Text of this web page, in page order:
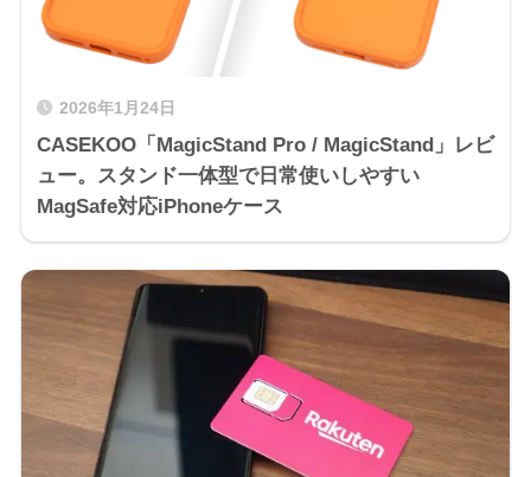
2026年1月24日
CASEKOO「MagicStand Pro / MagicStand」レビ
ュー。スタンド一体型で日常使いしやすい
MagSafe対応iPhoneケース